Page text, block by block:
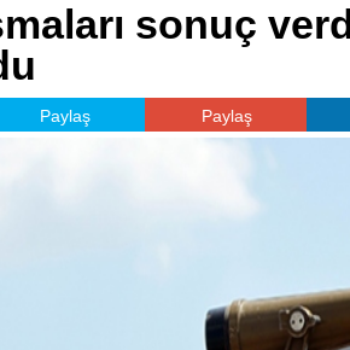
sonuç
Paylaş Paylaş